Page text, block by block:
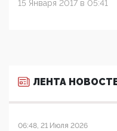
15 Января 2017 в 05:41
ЛЕНТА
06:48, 21 Июля 2026